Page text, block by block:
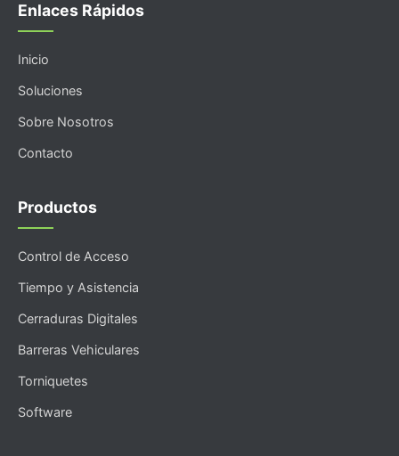
Enlaces Rápidos
Inicio
Soluciones
Sobre Nosotros
Contacto
Productos
Control de Acceso
Tiempo y Asistencia
Cerraduras Digitales
Barreras Vehiculares
Torniquetes
Software